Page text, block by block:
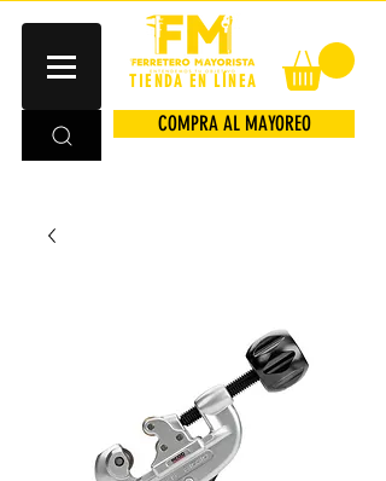
TIENDA EN LÍNEA
COMPRA AL MAYOREO